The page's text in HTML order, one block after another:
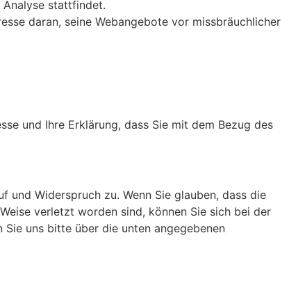
Analyse stattfindet.
daran, seine Webangebote vor missbräuchlicher
und Ihre Erklärung, dass Sie mit dem Bezug des
und Widerspruch zu. Wenn Sie glauben, dass die
verletzt worden sind, können Sie sich bei der
uns bitte über die unten angegebenen